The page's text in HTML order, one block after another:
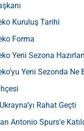
Kuruluş Tarihi
Forma
Yeni Sezona
Yeni Sezonda Ne
Rahat Geçti
Antonio Spurs‘e